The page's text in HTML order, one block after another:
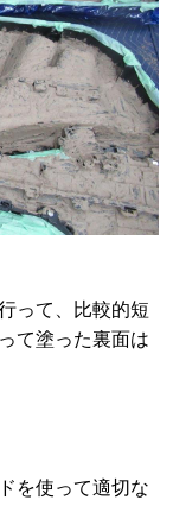
って、比較的短
て塗った裏面は
を使って適切な